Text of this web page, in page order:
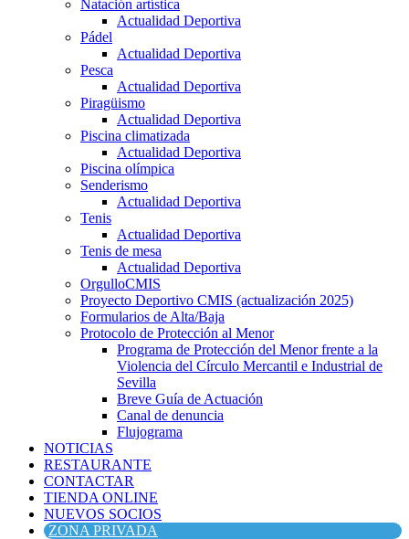
Natación artística
Actualidad Deportiva
Pádel
Actualidad Deportiva
Pesca
Actualidad Deportiva
Piragüismo
Actualidad Deportiva
Piscina climatizada
Actualidad Deportiva
Piscina olímpica
Senderismo
Actualidad Deportiva
Tenis
Actualidad Deportiva
Tenis de mesa
Actualidad Deportiva
OrgulloCMIS
Proyecto Deportivo CMIS (actualización 2025)
Formularios de Alta/Baja
Protocolo de Protección al Menor
Programa de Protección del Menor frente a la
Violencia del Círculo Mercantil e Industrial de
Sevilla
Breve Guía de Actuación
Canal de denuncia
Flujograma
NOTICIAS
RESTAURANTE
CONTACTAR
TIENDA ONLINE
NUEVOS SOCIOS
ZONA PRIVADA